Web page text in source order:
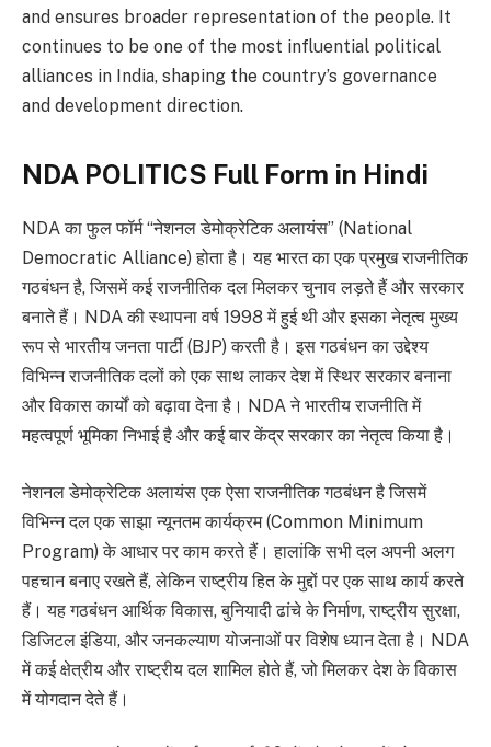
and ensures broader representation of the people. It
continues to be one of the most influential political
alliances in India, shaping the country’s governance
and development direction.
NDA POLITICS Full Form in Hindi
NDA का फुल फॉर्म “नेशनल डेमोक्रेटिक अलायंस” (National
Democratic Alliance) होता है। यह भारत का एक प्रमुख राजनीतिक
गठबंधन है, जिसमें कई राजनीतिक दल मिलकर चुनाव लड़ते हैं और सरकार
बनाते हैं। NDA की स्थापना वर्ष 1998 में हुई थी और इसका नेतृत्व मुख्य
रूप से भारतीय जनता पार्टी (BJP) करती है। इस गठबंधन का उद्देश्य
विभिन्न राजनीतिक दलों को एक साथ लाकर देश में स्थिर सरकार बनाना
और विकास कार्यों को बढ़ावा देना है। NDA ने भारतीय राजनीति में
महत्वपूर्ण भूमिका निभाई है और कई बार केंद्र सरकार का नेतृत्व किया है।
नेशनल डेमोक्रेटिक अलायंस एक ऐसा राजनीतिक गठबंधन है जिसमें
विभिन्न दल एक साझा न्यूनतम कार्यक्रम (Common Minimum
Program) के आधार पर काम करते हैं। हालांकि सभी दल अपनी अलग
पहचान बनाए रखते हैं, लेकिन राष्ट्रीय हित के मुद्दों पर एक साथ कार्य करते
हैं। यह गठबंधन आर्थिक विकास, बुनियादी ढांचे के निर्माण, राष्ट्रीय सुरक्षा,
डिजिटल इंडिया, और जनकल्याण योजनाओं पर विशेष ध्यान देता है। NDA
में कई क्षेत्रीय और राष्ट्रीय दल शामिल होते हैं, जो मिलकर देश के विकास
में योगदान देते हैं।